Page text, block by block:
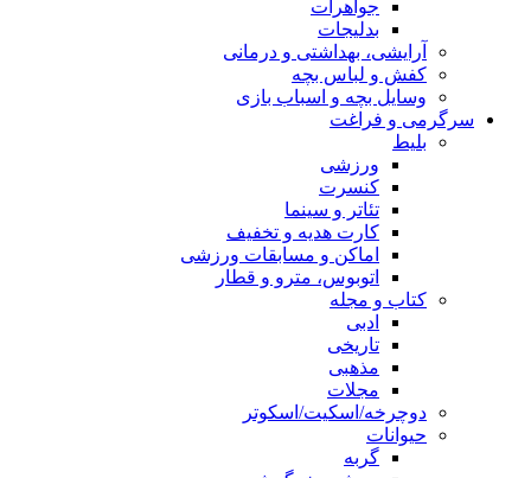
جواهرات
بدلیجات
آرایشی، بهداشتی و درمانی
کفش و لباس بچه
وسایل بچه و اسباب بازی
سرگرمی و فراغت
بلیط
ورزشی
کنسرت
تئاتر و سینما
کارت هدیه و تخفیف
اماکن و مسابقات ورزشی
اتوبوس، مترو و قطار
کتاب و مجله
ادبی
تاریخی
مذهبی
مجلات
دوچرخه/اسکیت/اسکوتر
حیوانات
گربه